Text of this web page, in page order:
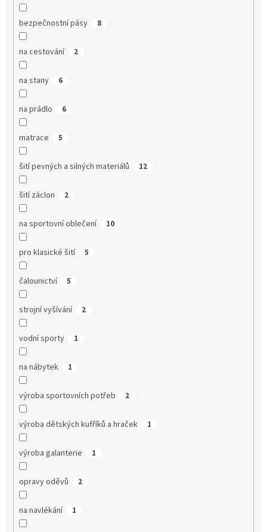
bezpečnostní pásy 8
na cestování 2
na stany 6
na prádlo 6
matrace 5
šití pevných a silných materiálů 12
šití záclon 2
na sportovní oblečení 10
pro klasické šití 5
čalounictví 5
strojní vyšívání 2
vodní sporty 1
na nábytek 1
výroba sportovních potřeb 2
výroba dětských kufříků a hraček 1
výroba galanterie 1
opravy oděvů 2
na navlékání 1